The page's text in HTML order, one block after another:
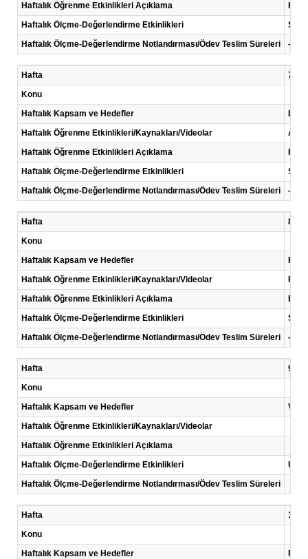
Haftalık Öğrenme Etkinlikleri Açıklama
Haftalık Ölçme-Değerlendirme Etkinlikleri
Haftalık Ölçme-Değerlendirme Notlandırması/Ödev Teslim Süreleri
-
Hafta
7
Konu
Haftalık Kapsam ve Hedefler
Haftalık Öğrenme Etkinlikleri/Kaynakları/Videolar
Haftalık Öğrenme Etkinlikleri Açıklama
Haftalık Ölçme-Değerlendirme Etkinlikleri
Haftalık Ölçme-Değerlendirme Notlandırması/Ödev Teslim Süreleri
-
Hafta
8
Konu
Haftalık Kapsam ve Hedefler
Haftalık Öğrenme Etkinlikleri/Kaynakları/Videolar
Haftalık Öğrenme Etkinlikleri Açıklama
Haftalık Ölçme-Değerlendirme Etkinlikleri
Haftalık Ölçme-Değerlendirme Notlandırması/Ödev Teslim Süreleri
-
Hafta
9
Konu
Haftalık Kapsam ve Hedefler
Vize
Haftalık Öğrenme Etkinlikleri/Kaynakları/Videolar
Haftalık Öğrenme Etkinlikleri Açıklama
Haftalık Ölçme-Değerlendirme Etkinlikleri
Haftalık Ölçme-Değerlendirme Notlandırması/Ödev Teslim Süreleri
Hafta
10
Konu
Haftalık Kapsam ve Hedefler